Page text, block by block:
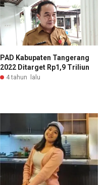
PAD Kabupaten Tangerang
2022 Ditarget Rp1,9 Triliun
4 tahun lalu